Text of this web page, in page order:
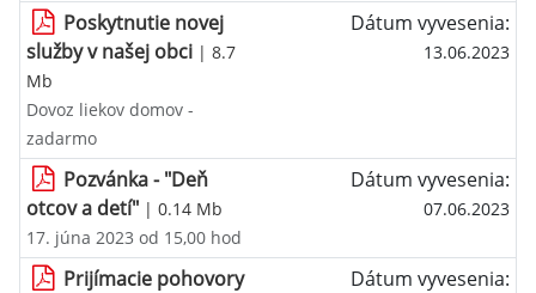
Poskytnutie novej
služby v našej obci | 8.7
Mb
Dátum vyvesenia:
13.06.2023
Dovoz liekov domov -
zadarmo
Pozvánka - "Deň
otcov a detí" | 0.14 Mb
Dátum vyvesenia:
07.06.2023
17. júna 2023 od 15,00 hod
Prijímacie pohovory
Dátum vyvesenia: